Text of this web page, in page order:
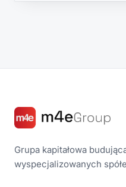
Grupa kapitałowa
wyspecjalizowanych